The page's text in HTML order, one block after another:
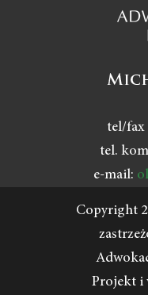
tel/fax
tel.
e-mail:
Copyright
Projekt i